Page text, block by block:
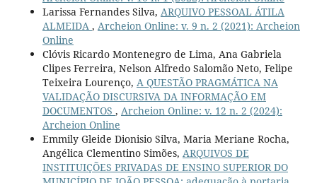
Larissa Fernandes Silva, ARQUIVO PESSOAL ÁTILA
ALMEIDA , Archeion Online: v. 9 n. 2 (2021): Archeion
Online
Clóvis Ricardo Montenegro de Lima, Ana Gabriela
Clipes Ferreira, Nelson Alfredo Salomão Neto, Felipe
Teixeira Lourenço, A QUESTÃO PRAGMÁTICA NA
VALIDAÇÃO DISCURSIVA DA INFORMAÇÃO EM
DOCUMENTOS , Archeion Online: v. 12 n. 2 (2024):
Archeion Online
Emmily Gleide Dionisio Silva, Maria Meriane Rocha,
Angélica Clementino Simões, ARQUIVOS DE
INSTITUIÇÕES PRIVADAS DE ENSINO SUPERIOR DO